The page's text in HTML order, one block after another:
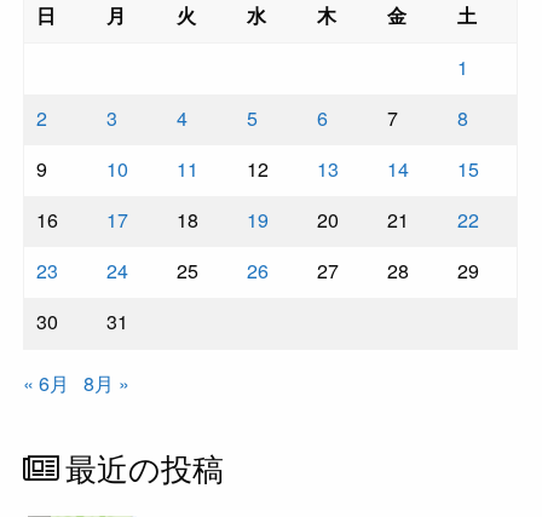
日
月 火 水 木 金
土
1
2
3 4 5 6 7
8
9
10 11 12 13 14
15
16
17 18 19 20 21
22
23
24 25 26 27 28
29
30
31
« 6月 8月 »
最近の投稿